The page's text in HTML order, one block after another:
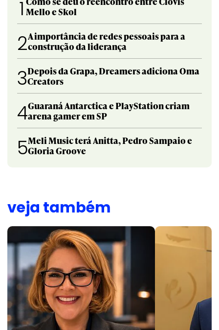
1 Mello e Skol
2A importância de redes pessoais para a
construção da liderança
3Depois da Grapa, Dreamers adiciona Oma
Creators
4Guaraná Antarctica e PlayStation criam
arena gamer em SP
5Meli Music terá Anitta, Pedro Sampaio e
Gloria Groove
veja também